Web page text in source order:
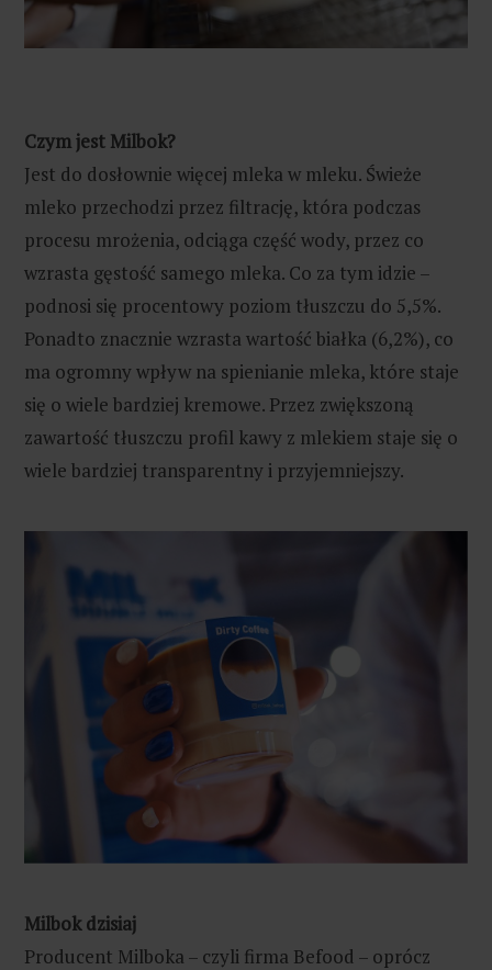
Czym jest Milbok?
Jest do dosłownie więcej mleka w mleku. Świeże
mleko przechodzi przez filtrację, która podczas
procesu mrożenia, odciąga część wody, przez co
wzrasta gęstość samego mleka. Co za tym idzie –
podnosi się procentowy poziom tłuszczu do 5,5%.
Ponadto znacznie wzrasta wartość białka (6,2%), co
ma ogromny wpływ na spienianie mleka, które staje
się o wiele bardziej kremowe. Przez zwiększoną
zawartość tłuszczu profil kawy z mlekiem staje się o
wiele bardziej transparentny i przyjemniejszy.
Milbok dzisiaj
Producent Milboka – czyli firma Befood – oprócz